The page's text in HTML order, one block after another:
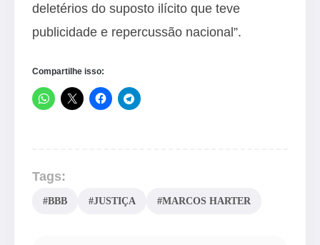
deletérios do suposto ilícito que teve
publicidade e repercussão nacional”.
Compartilhe isso:
Tags:
#BBB #JUSTIÇA #MARCOS HARTER